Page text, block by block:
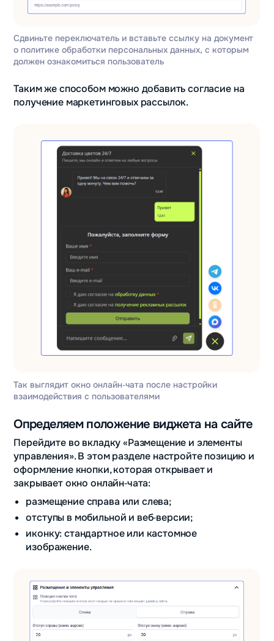
Сдвиньте переключатель и вставьте ссылку на документ
о политике обработки персональных данных, с которым
должен ознакомиться пользователь
Таким же способом можно добавить согласие на
получение маркетинговых рассылок.
Так выглядит окно онлайн‑чата после настройки
взаимодействия с пользователями
Определяем положение виджета на сайте
Перейдите во вкладку «Размещение и элементы
управления». В этом разделе настройте позицию и
оформление кнопки, которая открывает и
закрывает окно онлайн‑чата:
размещение справа или слева;
отступы в мобильной и веб‑версии;
иконку: стандартное или кастомное
изображение.